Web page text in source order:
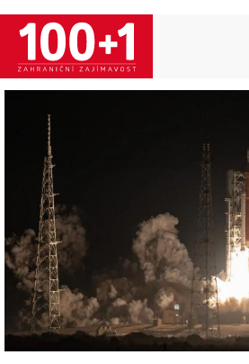
Přejít
hlavnímu
obsahu